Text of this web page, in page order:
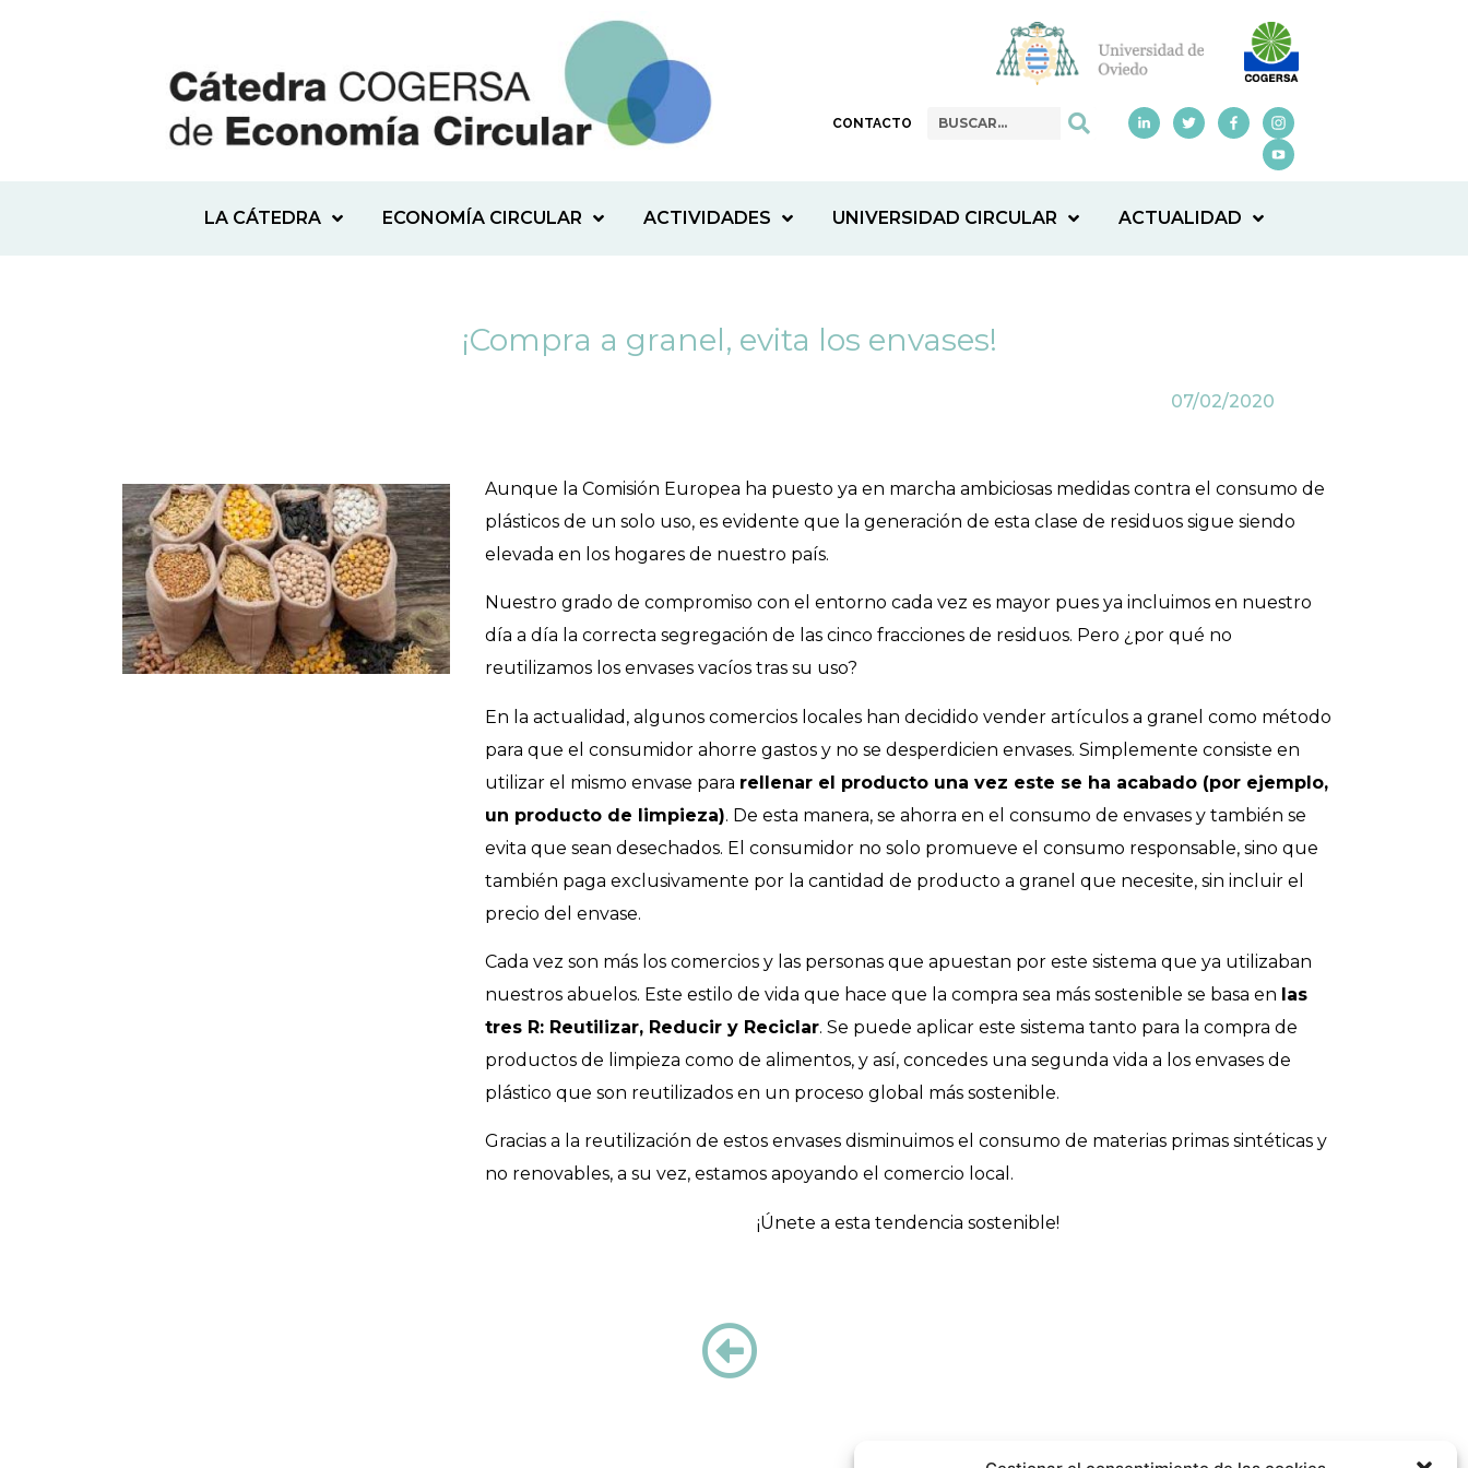
CONTACTO
LA CÁTEDRA ECONOMÍA CIRCULAR ACTIVIDADES UNIVERSIDAD CIRCULAR ACTUALIDAD
¡Compra a granel, evita los envases!
07/02/2020
Aunque la Comisión Europea ha puesto ya en marcha ambiciosas medidas contra el consumo de
plásticos de un solo uso, es evidente que la generación de esta clase de residuos sigue siendo
elevada en los hogares de nuestro país.
Nuestro grado de compromiso con el entorno cada vez es mayor pues ya incluimos en nuestro
día a día la correcta segregación de las cinco fracciones de residuos. Pero ¿por qué no
reutilizamos los envases vacíos tras su uso?
En la actualidad, algunos comercios locales han decidido vender artículos a granel como método
para que el consumidor ahorre gastos y no se desperdicien envases. Simplemente consiste en
utilizar el mismo envase para rellenar el producto una vez este se ha acabado (por ejemplo,
un producto de limpieza). De esta manera, se ahorra en el consumo de envases y también se
evita que sean desechados. El consumidor no solo promueve el consumo responsable, sino que
también paga exclusivamente por la cantidad de producto a granel que necesite, sin incluir el
precio del envase.
Cada vez son más los comercios y las personas que apuestan por este sistema que ya utilizaban
nuestros abuelos. Este estilo de vida que hace que la compra sea más sostenible se basa en las
tres R: Reutilizar, Reducir y Reciclar. Se puede aplicar este sistema tanto para la compra de
productos de limpieza como de alimentos, y así, concedes una segunda vida a los envases de
plástico que son reutilizados en un proceso global más sostenible.
Gracias a la reutilización de estos envases disminuimos el consumo de materias primas sintéticas y
no renovables, a su vez, estamos apoyando el comercio local.
¡Únete a esta tendencia sostenible!